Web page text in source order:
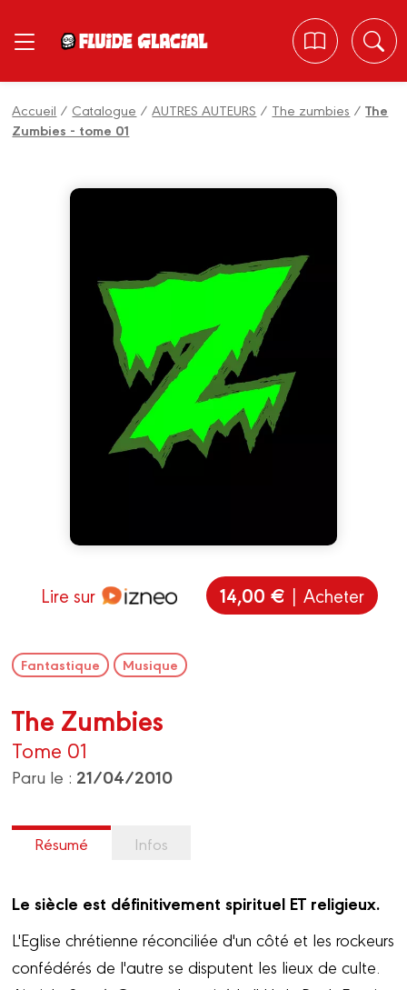
Accueil / Catalogue /AUTRES AUTEURS / The zumbies /The
Zumbies - tome 01
Lire sur 14,00 € | Acheter
Fantastique Musique
The Zumbies
Tome 01
Paru le : 21/04/2010
Résumé Infos
Le siècle est définitivement spirituel ET religieux.
L'Eglise chrétienne réconciliée d'un côté et les rockeurs
confédérés de l'autre se disputent les lieux de culte.